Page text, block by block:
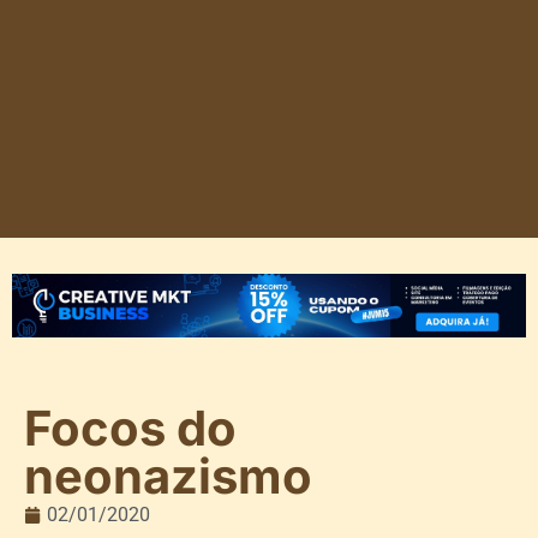
Focos do
neonazismo
02/01/2020